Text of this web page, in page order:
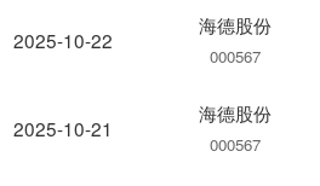
2025-10-22
2025-10-21
海德股份
000567
海德股份
000567